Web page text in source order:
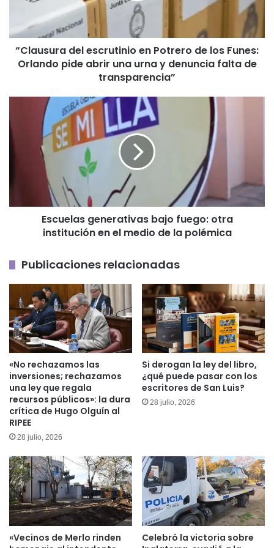
Funes:
Orlando
pide
abrir
transparencia”
“Clausura del escrutinio en Potrero de los Funes:
Orlando pide abrir una urna y denuncia falta de
transparencia”
generativas
medio
Escuelas generativas bajo fuego: otra
institución en el medio de la polémica
Publicaciones relacionadas
«No rechazamos las
inversiones; rechazamos
una ley que regala
recursos públicos»: la dura
crítica de Hugo Olguín al
RIPEE
28 julio, 2026
Si derogan la ley del libro,
¿qué puede pasar con los
escritores de San Luis?
28 julio, 2026
«Vecinos de Merlo rinden
Celebró la victoria sobre